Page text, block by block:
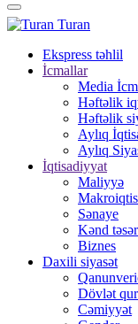
Turan
Ekspress təhlil
İcmallar
Media
Həftəlik
Həftəlik
Aylıq
Aylıq
İqtisadiyyat
Maliyyə
Sənaye
Kənd
Biznes
Daxili siyasət
Dövlət
Cəmiyyət